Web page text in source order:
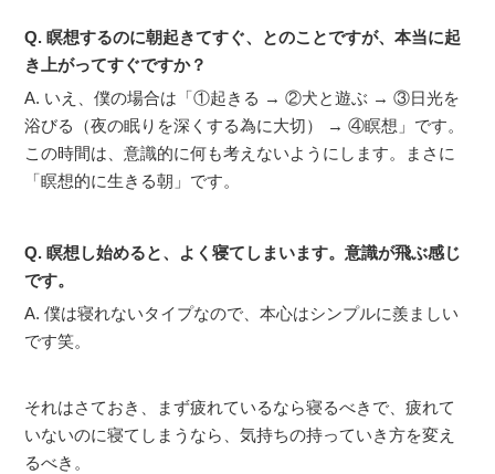
Q. 瞑想するのに朝起きてすぐ、とのことですが、本当に起
き上がってすぐですか？
A. いえ、僕の場合は「①起きる → ②犬と遊ぶ → ③日光を
浴びる（夜の眠りを深くする為に大切） → ④瞑想」です。
この時間は、意識的に何も考えないようにします。まさに
「瞑想的に生きる朝」です。
Q. 瞑想し始めると、よく寝てしまいます。意識が飛ぶ感じ
です。
A. 僕は寝れないタイプなので、本心はシンプルに羨ましい
です笑。
それはさておき、まず疲れているなら寝るべきで、疲れて
いないのに寝てしまうなら、気持ちの持っていき方を変え
るべき。